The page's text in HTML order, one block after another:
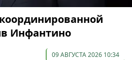
Инфантино
09 АВГУСТА 2026 10:34